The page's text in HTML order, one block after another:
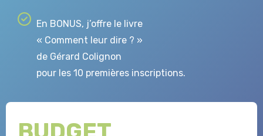
En BONUS, j’offre le livre
« Comment leur dire ? »
de Gérard Colignon
pour les 10 premières inscriptions.